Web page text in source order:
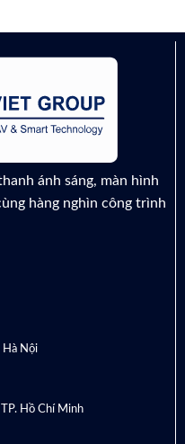
ánh sáng, màn hình
hàng nghìn công trình
Hà Nội
Hồ Chí Minh